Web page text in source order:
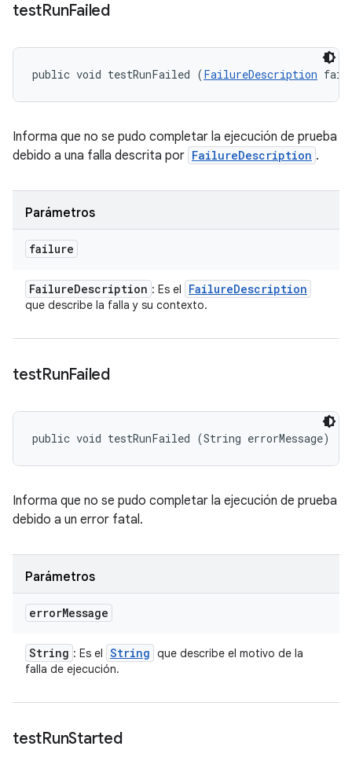
testRunFailed
public void testRunFailed (FailureDescription
Informa que no se pudo completar la ejecución de prueba
debido a una falla descrita por FailureDescription .
Parámetros
failure
FailureDescription : Es el FailureDescription
que describe la falla y su contexto.
testRunFailed
public void testRunFailed (String errorMessage)
Informa que no se pudo completar la ejecución de prueba
debido a un error fatal.
Parámetros
errorMessage
String : Es el String que describe el motivo de la
falla de ejecución.
testRunStarted